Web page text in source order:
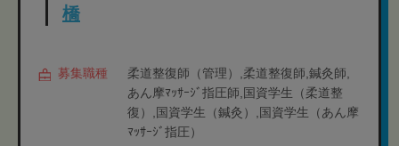
橋
募集職種
柔道整復師（管理）,柔道整復師,鍼灸師,
あん摩ﾏｯｻｰｼﾞ指圧師,国資学生（柔道整
復）,国資学生（鍼灸）,国資学生（あん摩
ﾏｯｻｰｼﾞ指圧）